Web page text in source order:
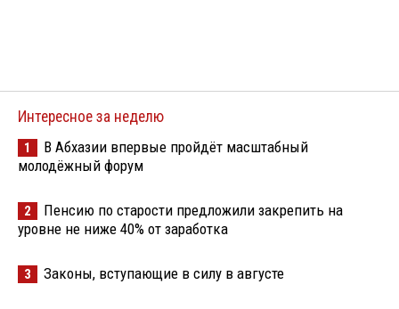
Интересное за неделю
1
В Абхазии впервые пройдёт масштабный
молодёжный форум
2
Пенсию по старости предложили закрепить на
уровне не ниже 40% от заработка
3 Законы, вступающие в силу в августе